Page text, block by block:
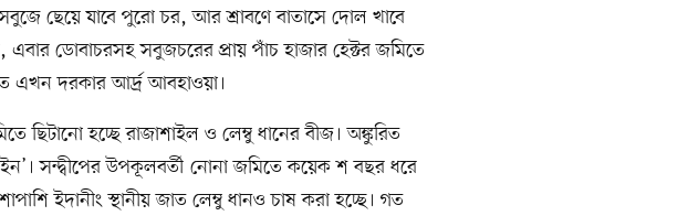
ছেয়ে যাবে পুরো চর, আর শ্রাবণে বাতাসে দোল খাবে
এবার ডোবাচরসহ সবুজচরের প্রায় পাঁচ হাজার হেক্টর জমিতে
এখন দরকার আর্দ্র আবহাওয়া।
ছিটানো হচ্ছে রাজাশাইল ও লেম্বু ধানের বীজ। অঙ্কুরিত
সন্দ্বীপের উপকূলবর্তী নোনা জমিতে কয়েক শ বছর ধরে
ইদানীং স্থানীয় জাত লেম্বু ধানও চাষ করা হচ্ছে। গত